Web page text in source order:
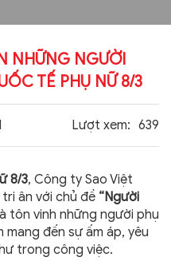
NHỮNG NGƯỜI
TẾ PHỤ NỮ 8/3
Lượt xem: 639
8/3, Công ty Sao Việt
ân với chủ đề “Người
tôn vinh những người phụ
đến sự ấm áp, yêu
trong công việc.